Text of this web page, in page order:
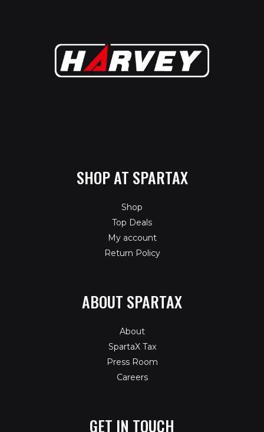
SHOP AT SPARTAX
Shop
Top Deals
My account
Return Policy
ABOUT SPARTAX
About
SpartaX Tax
Press Room
Careers
GET IN TOUCH